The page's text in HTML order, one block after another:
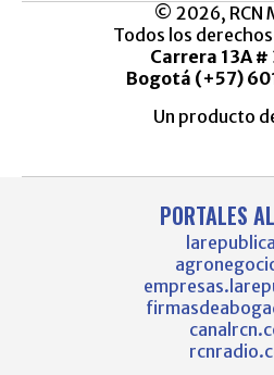
© 2026, RCN
Todos los
Carrera 13A #
Bogotá (+57)
Un producto
PORTALES